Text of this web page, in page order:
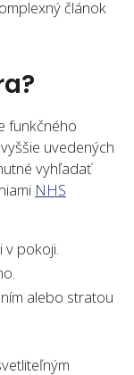
článok
funkčného
uvedených
vyhľadať
NHS
v pokoji.
alebo stratou